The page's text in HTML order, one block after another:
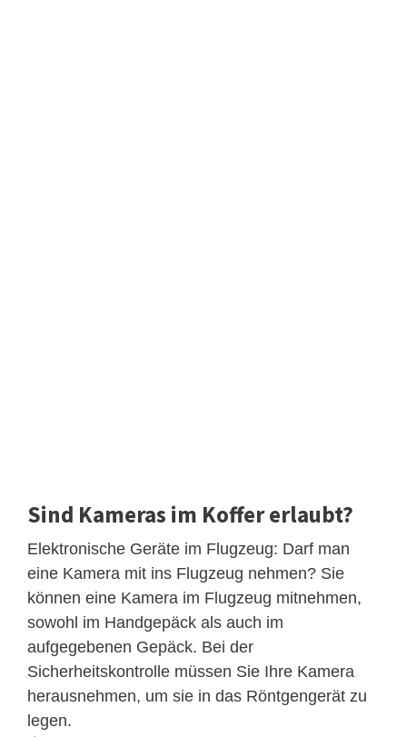
Sind Kameras im Koffer erlaubt?
Elektronische Geräte im Flugzeug: Darf man
eine Kamera mit ins Flugzeug nehmen? Sie
können eine Kamera im Flugzeug mitnehmen,
sowohl im Handgepäck als auch im
aufgegebenen Gepäck. Bei der
Sicherheitskontrolle müssen Sie Ihre Kamera
herausnehmen, um sie in das Röntgengerät zu
legen.